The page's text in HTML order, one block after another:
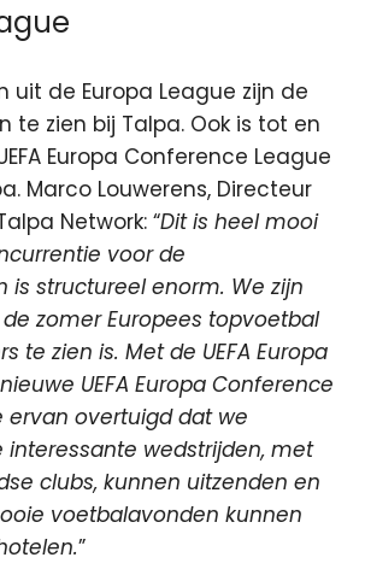
uit de Europa League zijn de
te zien bij Talpa. Ook is tot en
Europa Conference League
Marco Louwerens, Directeur
Network: “Dit is heel mooi
voor de
is structureel enorm. We zijn
zomer Europees topvoetbal
te zien is. Met de UEFA Europa
UEFA Europa Conference
ervan overtuigd dat we
interessante wedstrijden, met
clubs, kunnen uitzenden en
voetbalavonden kunnen
”